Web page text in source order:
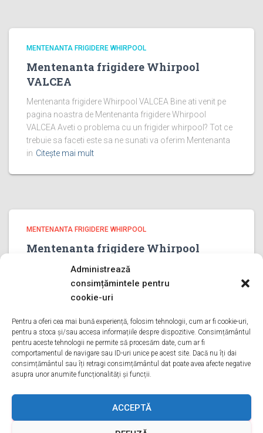
Administrează
consimțămintele pentru
cookie-uri
Pentru a oferi cea mai bună experiență, folosim tehnologii, cum ar fi cookie-uri,
pentru a stoca și/sau accesa informațiile despre dispozitive. Consimțământul
pentru aceste tehnologii ne permite să procesăm date, cum ar fi
comportamentul de navigare sau ID-uri unice pe acest site. Dacă nu îți dai
consimțământul sau îți retragi consimțământul dat poate avea afecte negative
asupra unor anumite funcționalități și funcții.
ACCEPTĂ
MENTENANTA FRIGIDERE WHIRPOOL
Mentenanta frigidere Whirpool
VALCEA
Mentenanta frigidere Whirpool VALCEA Bine ati venit pe
pagina noastra de Mentenanta frigidere Whirpool
VALCEA Aveti o problema cu un frigider whirpool? Tot ce
trebuie sa faceti este sa ne sunati va oferim Mentenanta
in Citește mai mult
MENTENANTA FRIGIDERE WHIRPOOL
Mentenanta frigidere Whirpool
PRAHOVA
Mentenanta frigidere Whirpool PRAHOVA Bine ati venit pe
pagina noastra de Mentenanta frigidere Whirpool
ce trebuie sa faceti este sa ne sunati va oferim
Mentenanta in Citește mai mult
DESPRE NOI SERVICII